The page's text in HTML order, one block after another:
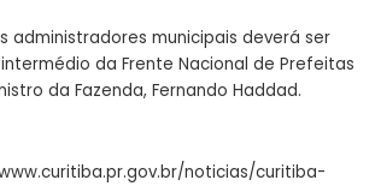
administradores municipais deverá ser
da Frente Nacional de Prefeitas
da Fazenda, Fernando Haddad.
noticias/curitiba-